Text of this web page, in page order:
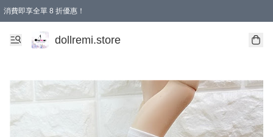
消費即享全單 8 折優惠！
購物滿 HKD 1500.00即享免運費優惠！（適用於 本地送貨、本地取貨、國際送貨 )
dollremi.store